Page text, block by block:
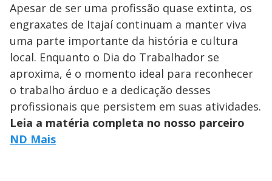
Apesar de ser uma profissão quase extinta, os
engraxates de Itajaí continuam a manter viva
uma parte importante da história e cultura
local. Enquanto o Dia do Trabalhador se
aproxima, é o momento ideal para reconhecer
o trabalho árduo e a dedicação desses
profissionais que persistem em suas atividades.
Leia a matéria completa no nosso parceiro
ND Mais